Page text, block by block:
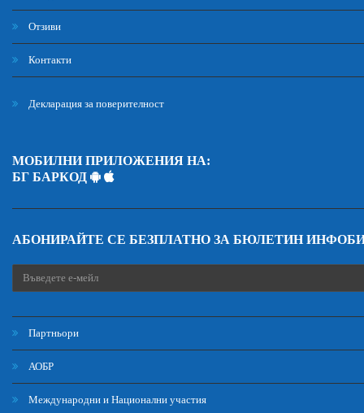
Отзиви
Контакти
Декларация за поверителност
МОБИЛНИ ПРИЛОЖЕНИЯ НА:
БГ БАРКОД
АБОНИРАЙТЕ СЕ БЕЗПЛАТНО ЗА БЮЛЕТИН
Партньори
АОБР
Международни и Национални участия